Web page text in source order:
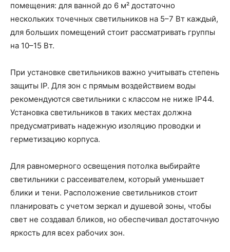
помещения: для ванной до 6 м² достаточно
нескольких точечных светильников на 5–7 Вт каждый,
для больших помещений стоит рассматривать группы
на 10–15 Вт.
При установке светильников важно учитывать степень
защиты IP. Для зон с прямым воздействием воды
рекомендуются светильники с классом не ниже IP44.
Установка светильников в таких местах должна
предусматривать надежную изоляцию проводки и
герметизацию корпуса.
Для равномерного освещения потолка выбирайте
светильники с рассеивателем, который уменьшает
блики и тени. Расположение светильников стоит
планировать с учетом зеркал и душевой зоны, чтобы
свет не создавал бликов, но обеспечивал достаточную
яркость для всех рабочих зон.